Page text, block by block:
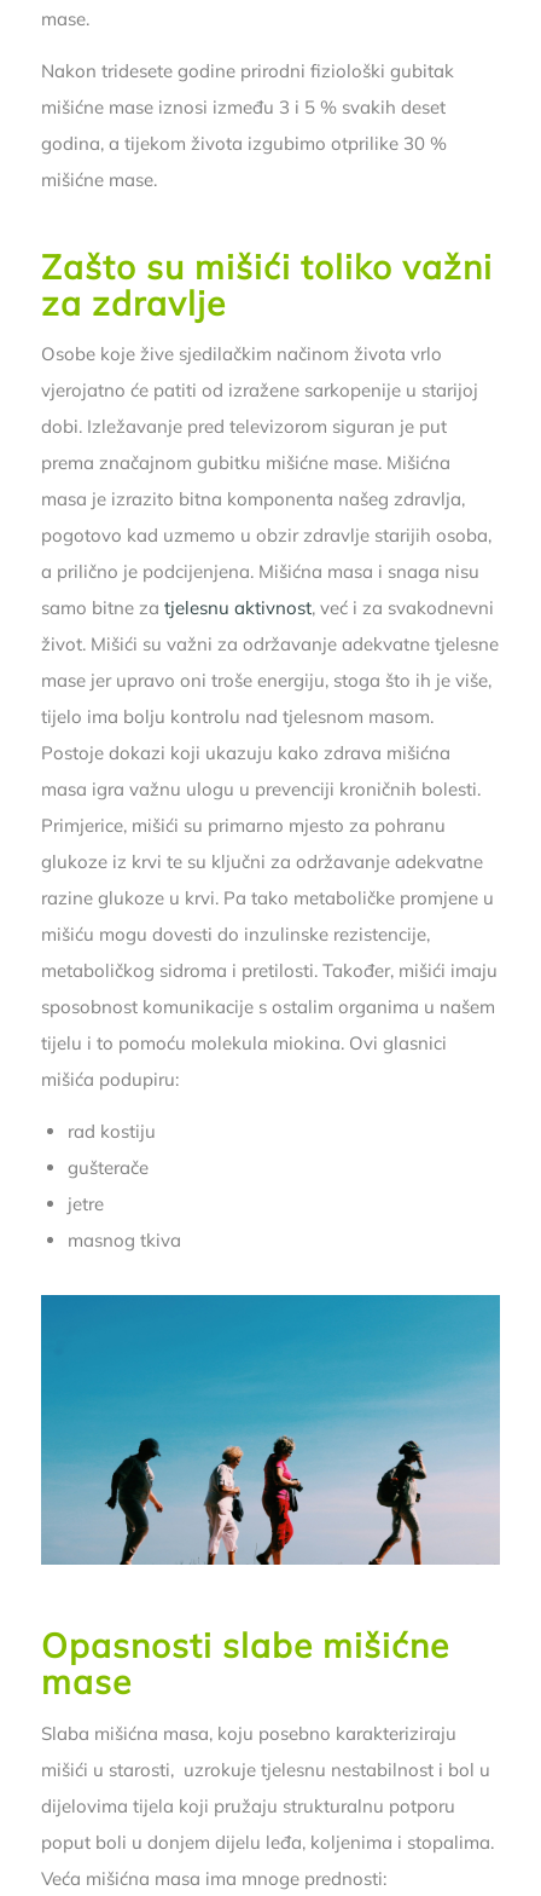
mase.
Nakon tridesete godine prirodni fiziološki gubitak
mišićne mase iznosi između 3 i 5 % svakih deset
godina, a tijekom života izgubimo otprilike 30 %
mišićne mase.
Zašto su mišići toliko važni
za zdravlje
Osobe koje žive sjedilačkim načinom života vrlo
vjerojatno će patiti od izražene sarkopenije u starijoj
dobi. Izležavanje pred televizorom siguran je put
prema značajnom gubitku mišićne mase. Mišićna
masa je izrazito bitna komponenta našeg zdravlja,
pogotovo kad uzmemo u obzir zdravlje starijih osoba,
a prilično je podcijenjena. Mišićna masa i snaga nisu
samo bitne za tjelesnu aktivnost, već i za svakodnevni
život. Mišići su važni za održavanje adekvatne tjelesne
mase jer upravo oni troše energiju, stoga što ih je više,
tijelo ima bolju kontrolu nad tjelesnom masom.
Postoje dokazi koji ukazuju kako zdrava mišićna
masa igra važnu ulogu u prevenciji kroničnih bolesti.
Primjerice, mišići su primarno mjesto za pohranu
glukoze iz krvi te su ključni za održavanje adekvatne
razine glukoze u krvi. Pa tako metaboličke promjene u
mišiću mogu dovesti do inzulinske rezistencije,
metaboličkog sidroma i pretilosti. Također, mišići imaju
sposobnost komunikacije s ostalim organima u našem
tijelu i to pomoću molekula miokina. Ovi glasnici
mišića podupiru:
rad kostiju
gušterače
jetre
masnog tkiva
Opasnosti slabe mišićne
mase
Slaba mišićna masa, koju posebno karakteriziraju
mišići u starosti, uzrokuje tjelesnu nestabilnost i bol u
dijelovima tijela koji pružaju strukturalnu potporu
poput boli u donjem dijelu leđa, koljenima i stopalima.
Veća mišićna masa ima mnoge prednosti: